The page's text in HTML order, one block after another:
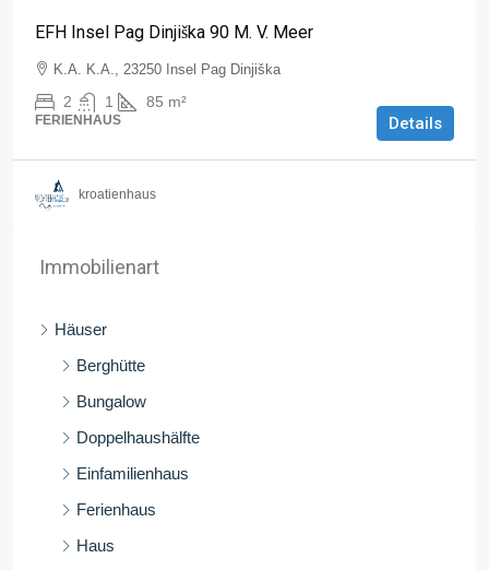
EFH Insel Pag Dinjiška 90 M. V. Meer
K.A. K.A., 23250 Insel Pag Dinjiška
2 1 85 m²
FERIENHAUS Details
kroatienhaus
Immobilienart
Häuser
Berghütte
Bungalow
Doppelhaushälfte
Einfamilienhaus
Ferienhaus
Haus